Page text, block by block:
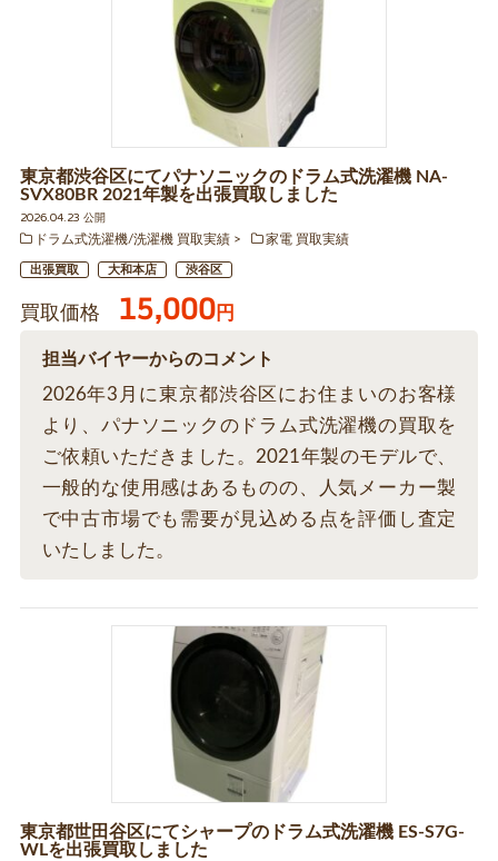
東京都渋谷区にてパナソニックのドラム式洗濯機 NA-
SVX80BR 2021年製を出張買取しました
2026.04.23 公開
ドラム式洗濯機/洗濯機 買取実績
家電 買取実績
出張買取 大和本店 渋谷区
買取価格 15,000円
担当バイヤーからのコメント
2026年3月に東京都渋谷区にお住まいのお客様
より、パナソニックのドラム式洗濯機の買取を
ご依頼いただきました。2021年製のモデルで、
一般的な使用感はあるものの、人気メーカー製
で中古市場でも需要が見込める点を評価し査定
いたしました。
東京都世田谷区にてシャープのドラム式洗濯機 ES-S7G-
WLを出張買取しました